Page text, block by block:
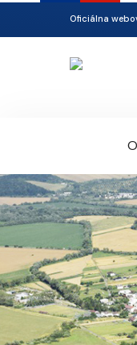
Oficiálna